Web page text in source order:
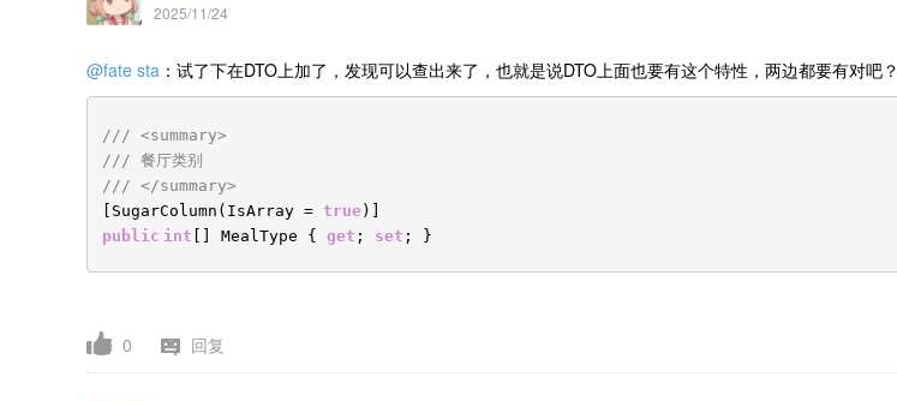
2025/11/24
@fate sta ：试了下在DTO上加了，发现可以查出来了，也就是说DTO上面也要有这个特性，两边都要有对吧？
/// <summary>
/// 餐厅类别
/// </summary>
[SugarColumn(IsArray = true )]
public int [] MealType { get ; set ; }
0 回复